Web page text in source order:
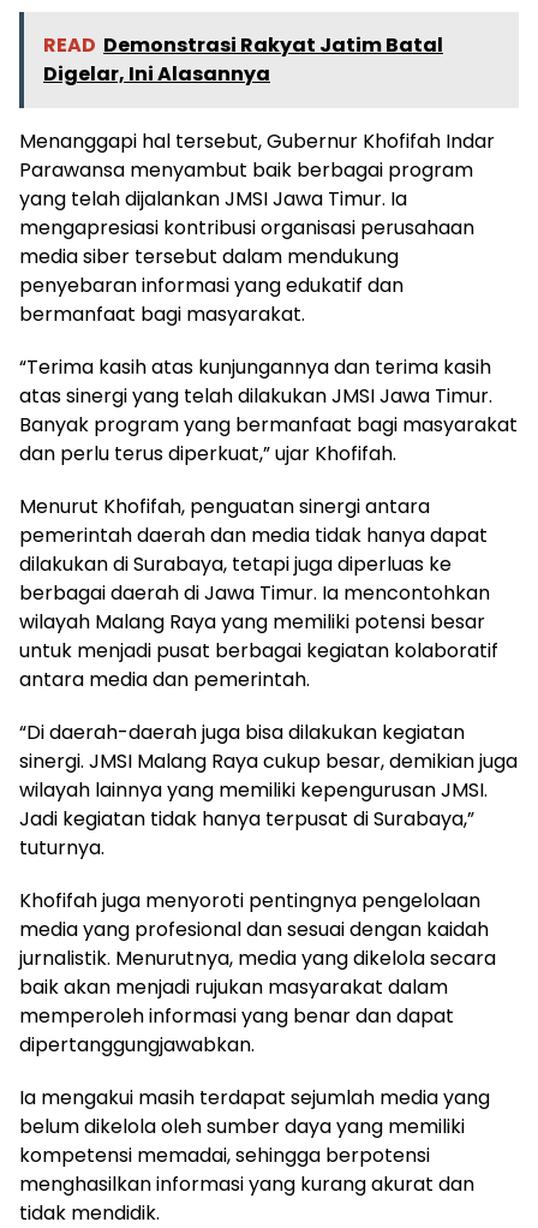
READ Demonstrasi Rakyat Jatim Batal
Digelar, Ini Alasannya
Menanggapi hal tersebut, Gubernur Khofifah Indar
Parawansa menyambut baik berbagai program
yang telah dijalankan JMSI Jawa Timur. Ia
mengapresiasi kontribusi organisasi perusahaan
media siber tersebut dalam mendukung
penyebaran informasi yang edukatif dan
bermanfaat bagi masyarakat.
“Terima kasih atas kunjungannya dan terima kasih
atas sinergi yang telah dilakukan JMSI Jawa Timur.
Banyak program yang bermanfaat bagi masyarakat
dan perlu terus diperkuat,” ujar Khofifah.
Menurut Khofifah, penguatan sinergi antara
pemerintah daerah dan media tidak hanya dapat
dilakukan di Surabaya, tetapi juga diperluas ke
berbagai daerah di Jawa Timur. Ia mencontohkan
wilayah Malang Raya yang memiliki potensi besar
untuk menjadi pusat berbagai kegiatan kolaboratif
antara media dan pemerintah.
“Di daerah-daerah juga bisa dilakukan kegiatan
sinergi. JMSI Malang Raya cukup besar, demikian juga
wilayah lainnya yang memiliki kepengurusan JMSI.
Jadi kegiatan tidak hanya terpusat di Surabaya,”
tuturnya.
Khofifah juga menyoroti pentingnya pengelolaan
media yang profesional dan sesuai dengan kaidah
jurnalistik. Menurutnya, media yang dikelola secara
baik akan menjadi rujukan masyarakat dalam
memperoleh informasi yang benar dan dapat
dipertanggungjawabkan.
Ia mengakui masih terdapat sejumlah media yang
belum dikelola oleh sumber daya yang memiliki
kompetensi memadai, sehingga berpotensi
menghasilkan informasi yang kurang akurat dan
tidak mendidik.